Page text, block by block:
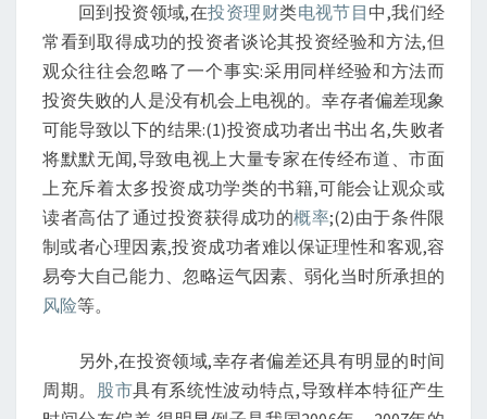
回到投资领域,在投资理财类电视节目 中,我们经
常看到取得成功的投资者谈论其投资经验和方法,但
观众往往会忽略了一个事实:采用同样经验和方法而
投资失败的人是没有机会上电视的。幸存者偏差现象
可能导致以下的结果:(1)投资成功者出书出名,失败者
将默默无闻,导致电视上大量专家在传经布道、市面
上充斥着太多投资成功学类的书籍,可能会让观众或
读者高估了通过投资获得成功的概率;(2)由于条件限
制或者心理因素,投资成功者难以保证理性和客观,容
易夸大自己能力、忽略运气因素、弱化当时所承担的
风险等。
另外,在投资领域,幸存者偏差还具有明显的时间
周期。 股市具有系统性波动特点,导致样本特征产生